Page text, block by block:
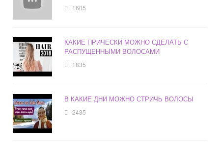
1605
КАКИЕ ПРИЧЕСКИ МОЖНО СДЕЛАТЬ С
РАСПУЩЕННЫМИ ВОЛОСАМИ
1835
В КАКИЕ ДНИ МОЖНО СТРИЧЬ ВОЛОСЫ
2435